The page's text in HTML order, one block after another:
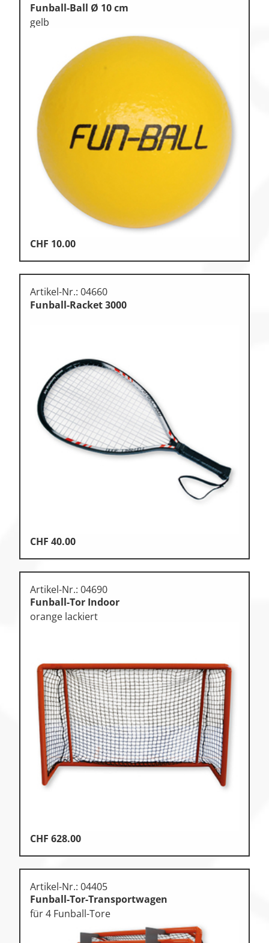
Funball-Ball Ø 10 cm
gelb
CHF 10.00
Artikel-Nr.: 04660
Funball-Racket 3000
CHF 40.00
Artikel-Nr.: 04690
Funball-Tor Indoor
orange lackiert
CHF 628.00
Artikel-Nr.: 04405
Funball-Tor-Transportwagen
für 4 Funball-Tore